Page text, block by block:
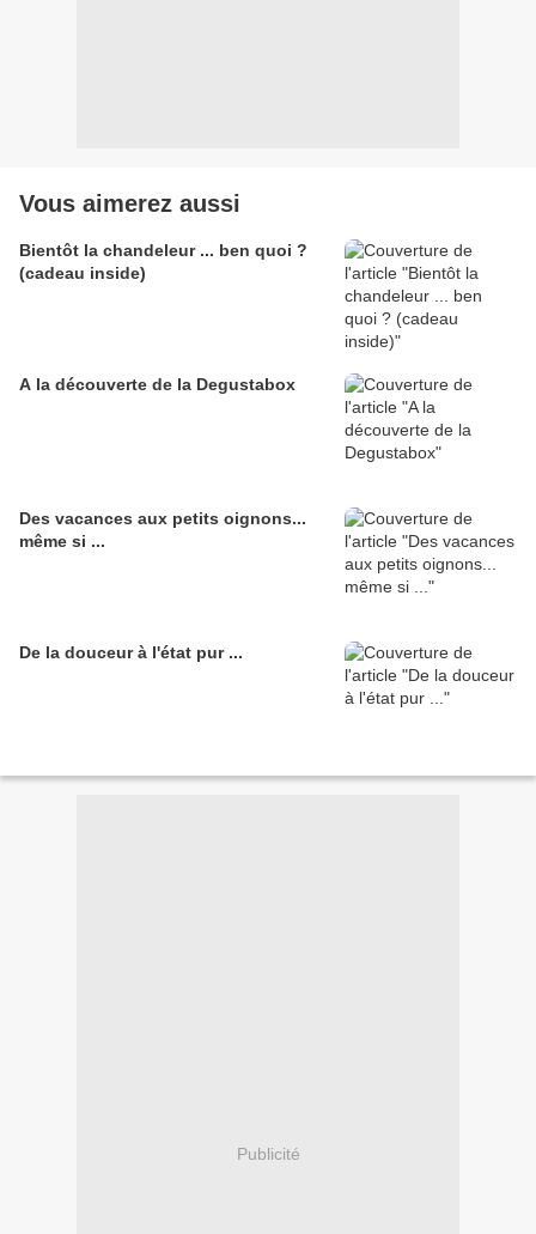
Vous aimerez aussi
Bientôt la chandeleur ... ben quoi ?
(cadeau inside)
A la découverte de la Degustabox
Des vacances aux petits oignons...
même si ...
De la douceur à l'état pur ...
Publicité